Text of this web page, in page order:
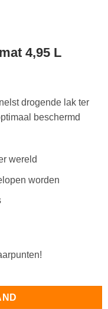
4,95 L
drogende lak ter
beschermd
wereld
worden